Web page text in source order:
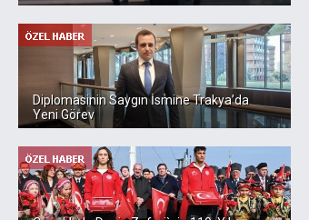
Diplomasinin Saygın İsmine Trakya’da
Yeni Görev